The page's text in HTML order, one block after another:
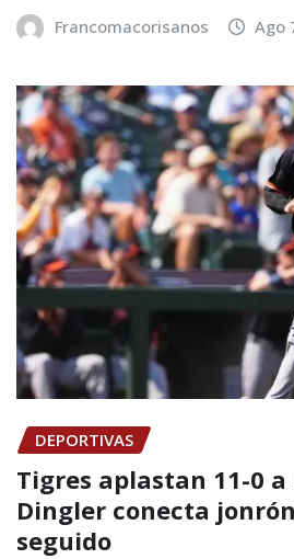
Francomacorisanos Ago
DEPORTIVAS
Tigres aplastan 11-0
Dingler conecta
seguido